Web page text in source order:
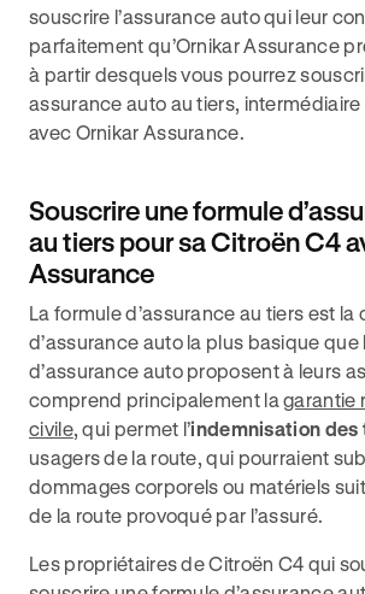
souscrire l’assurance auto qui leur
parfaitement qu’Ornikar Assurance
à partir desquels vous pourrez
assurance auto au tiers,
avec Ornikar Assurance.
Souscrire une formule
au tiers pour sa Citroën C4
Assurance
La formule d’assurance au tiers est la
d’assurance auto la plus basique
d’assurance auto proposent à leurs
comprend principalement lagarantie
civile, qui permet l’indemnisation des
usagers de la route, qui pourraient
dommages corporels ou matériels
de la route provoqué par l’assuré.
Les propriétaires de Citroën C4 qui